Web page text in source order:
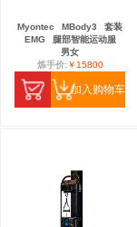
Myontec MBody3
套装
EMG
腿部智能运动服
男女
炼手价:￥15800
加入购物车